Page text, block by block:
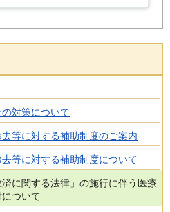
対策について
等に対する補助制度のご案内
等に対する補助制度について
済に関する法律」の施行に伴う医療
ついて